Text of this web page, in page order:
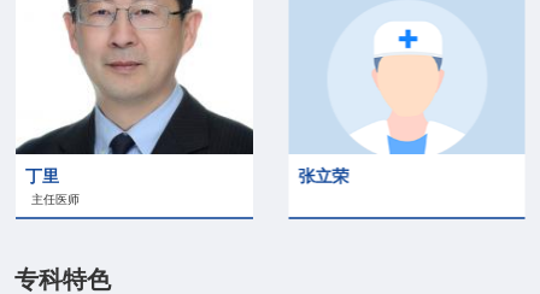
丁里
主任医师
张立荣
专科特色